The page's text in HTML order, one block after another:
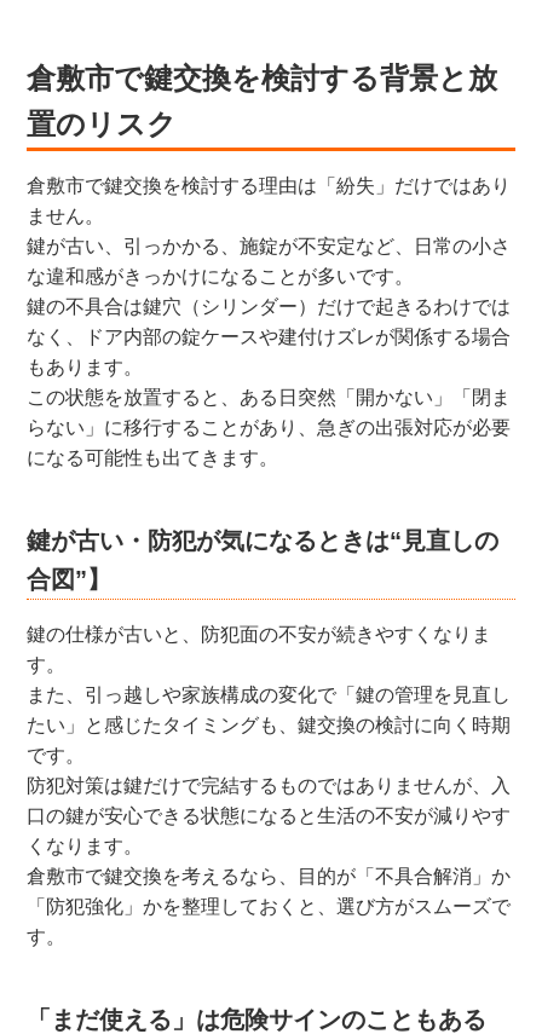
倉敷市で鍵交換を検討する背景と放
置のリスク
倉敷市で鍵交換を検討する理由は「紛失」だけではあり
ません。
鍵が古い、引っかかる、施錠が不安定など、日常の小さ
な違和感がきっかけになることが多いです。
鍵の不具合は鍵穴（シリンダー）だけで起きるわけでは
なく、ドア内部の錠ケースや建付けズレが関係する場合
もあります。
この状態を放置すると、ある日突然「開かない」「閉ま
らない」に移行することがあり、急ぎの出張対応が必要
になる可能性も出てきます。
鍵が古い・防犯が気になるときは“見直しの
合図”】
鍵の仕様が古いと、防犯面の不安が続きやすくなりま
す。
また、引っ越しや家族構成の変化で「鍵の管理を見直し
たい」と感じたタイミングも、鍵交換の検討に向く時期
です。
防犯対策は鍵だけで完結するものではありませんが、入
口の鍵が安心できる状態になると生活の不安が減りやす
くなります。
倉敷市で鍵交換を考えるなら、目的が「不具合解消」か
「防犯強化」かを整理しておくと、選び方がスムーズで
す。
「まだ使える」は危険サインのこともある